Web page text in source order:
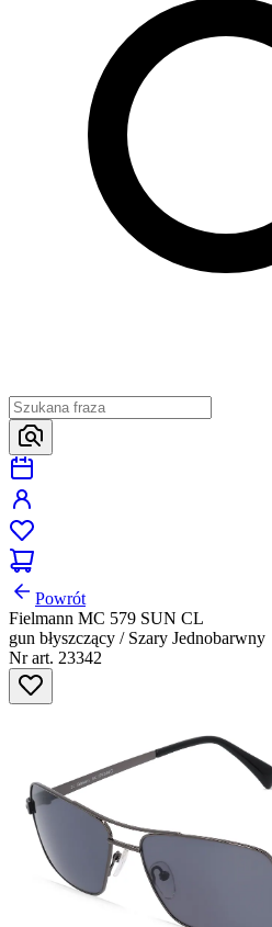
Powrót
Fielmann MC 579 SUN CL
gun błyszczący / Szary Jednobarwny
Nr art. 23342